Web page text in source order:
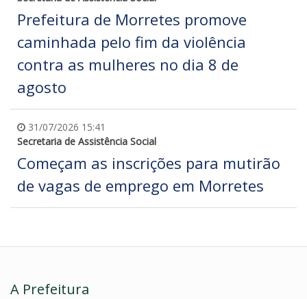
Prefeitura de Morretes promove
caminhada pelo fim da violência
contra as mulheres no dia 8 de
agosto
31/07/2026 15:41
Secretaria de Assistência Social
Começam as inscrições para mutirão
de vagas de emprego em Morretes
A Prefeitura